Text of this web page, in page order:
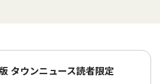
タウンニュース読者限定